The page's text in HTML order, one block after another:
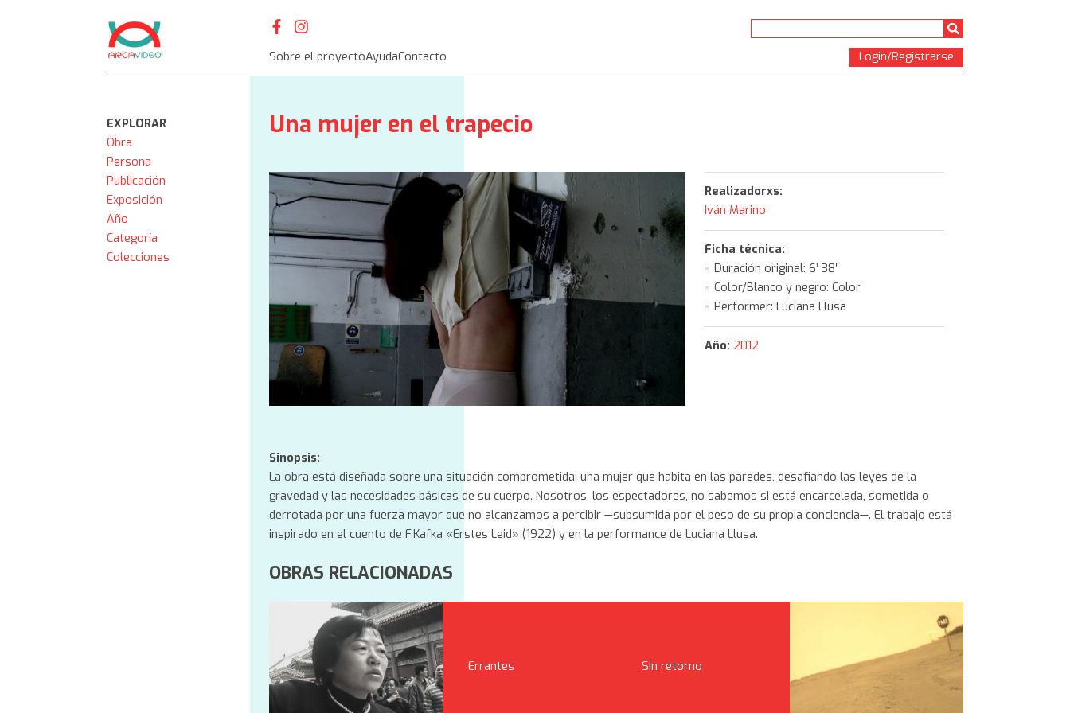
Sobre el proyectoAyudaContacto Login/Registrarse
EXPLORAR
Obra
Persona
Publicación
Exposición
Año
Categoría
Colecciones
Una mujer en el trapecio
Realizadorxs:
Iván Marino
Ficha técnica:
Duración original: 6’ 38″
Color/Blanco y negro: Color
Performer: Luciana Llusa
Año: 2012
Sinopsis:
La obra está diseñada sobre una situación comprometida: una mujer que habita en las paredes, desafiando las leyes de la
gravedad y las necesidades básicas de su cuerpo. Nosotros, los espectadores, no sabemos si está encarcelada, sometida o
derrotada por una fuerza mayor que no alcanzamos a percibir —subsumida por el peso de su propia conciencia—. El trabajo está
inspirado en el cuento de F.Kafka «Erstes Leid» (1922) y en la performance de Luciana Llusa.
OBRAS RELACIONADAS
Errantes Sin retorno